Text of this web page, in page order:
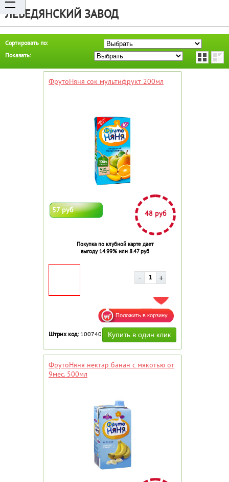
ЛЕБЕДЯНСКИЙ ЗАВОД
Сортировать по:
Показать:
ФрутоНяня сок мультифрукт 200мл
57 руб 48 руб
Покупка по клубной карте дает
выгоду 14.99% или 8.47 руб
ДОБАВИТЬ В ИЗБРАННОЕ
Штрих код: 100740
ФрутоНяня нектар банан с мякотью от
9мес. 500мл